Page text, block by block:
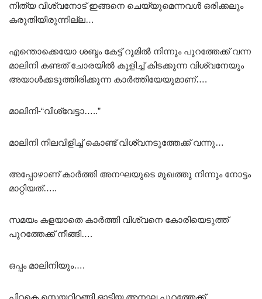
നിത്യ വിശ്വനോട് ഇങ്ങനെ ചെയ്യുമെന്നവൾ ഒരിക്കലും
കരുതിയിരുന്നില്ല…
എന്തൊക്കെയോ ശബ്ദം കേട്ട് റൂമിൽ നിന്നും പുറത്തേക്ക് വന്ന
മാലിനി കണ്ടത് ചോരയിൽ കുളിച്ച് കിടക്കുന്ന വിശ്വനേയും
അയാൾക്കടുത്തിരിക്കുന്ന കാർത്തിയേയുമാണ്….
മാലിനി-“വിശ്വേട്ടാ…..”
മാലിനി നിലവിളിച്ച് കൊണ്ട് വിശ്വനടുത്തേക്ക് വന്നു…
അപ്പോഴാണ് കാർത്തി അനഘയുടെ മുഖത്തു നിന്നും നോട്ടം
മാറ്റിയത്…..
സമയം കളയാതെ കാർത്തി വിശ്വനെ കോരിയെടുത്ത്
പുറത്തേക്ക് നീങ്ങി….
ഒപ്പം മാലിനിയും….